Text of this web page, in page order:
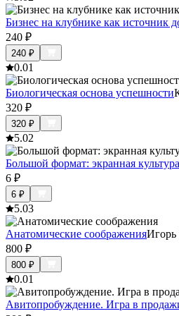
Бизнес на клубнике как источник
240 ₽
240 ₽
0.01
Биологическая основа успешности
320 ₽
320 ₽
5.02
Большой формат: экранная
6 ₽
6 ₽
5.03
Анатомические соображения
800 ₽
800 ₽
0.01
Авитопробуждение. Игра в